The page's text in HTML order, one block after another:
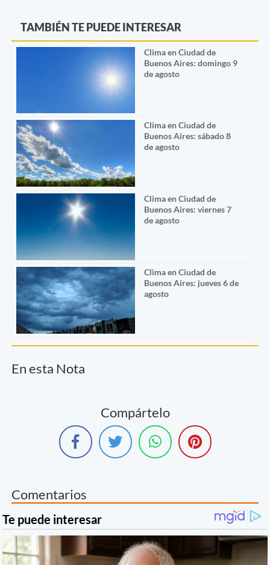
TAMBIÉN TE PUEDE INTERESAR
Clima en Ciudad de
Buenos Aires: domingo 9
de agosto
Clima en Ciudad de
Buenos Aires: sábado 8
de agosto
Clima en Ciudad de
Buenos Aires: viernes 7
de agosto
Clima en Ciudad de
Buenos Aires: jueves 6 de
agosto
En esta Nota
Compártelo
Comentarios